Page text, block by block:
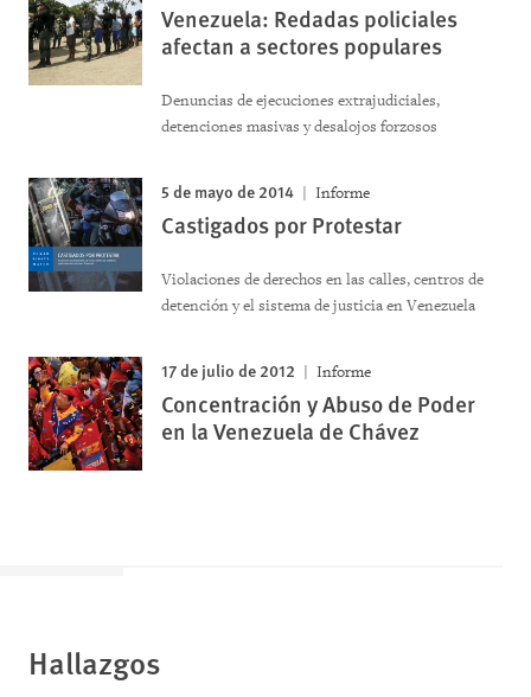
Venezuela: Redadas policiales
afectan a sectores populares
Denuncias de ejecuciones extrajudiciales,
detenciones masivas y desalojos forzosos
5 de mayo de 2014 Informe
Castigados por Protestar
Violaciones de derechos en las calles, centros de
detención y el sistema de justicia en Venezuela
17 de julio de 2012 Informe
Concentración y Abuso de Poder
en la Venezuela de Chávez
Hallazgos